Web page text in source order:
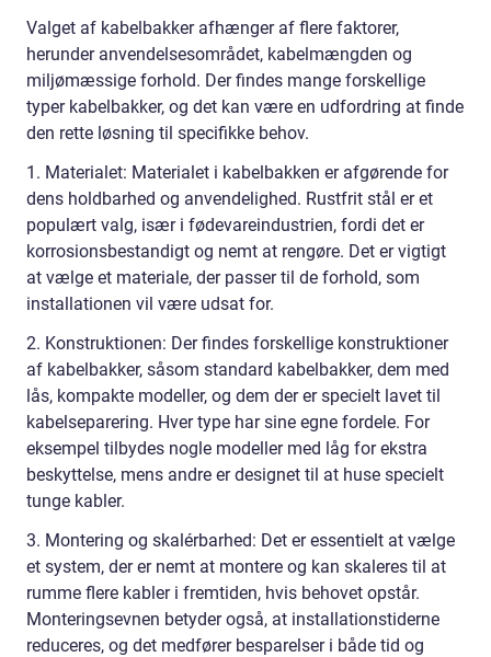
Valget af kabelbakker afhænger af flere faktorer,
herunder anvendelsesområdet, kabelmængden og
miljømæssige forhold. Der findes mange forskellige
typer kabelbakker, og det kan være en udfordring at finde
den rette løsning til specifikke behov.
1. Materialet: Materialet i kabelbakken er afgørende for
dens holdbarhed og anvendelighed. Rustfrit stål er et
populært valg, især i fødevareindustrien, fordi det er
korrosionsbestandigt og nemt at rengøre. Det er vigtigt
at vælge et materiale, der passer til de forhold, som
installationen vil være udsat for.
2. Konstruktionen: Der findes forskellige konstruktioner
af kabelbakker, såsom standard kabelbakker, dem med
lås, kompakte modeller, og dem der er specielt lavet til
kabelseparering. Hver type har sine egne fordele. For
eksempel tilbydes nogle modeller med låg for ekstra
beskyttelse, mens andre er designet til at huse specielt
tunge kabler.
3. Montering og skalérbarhed: Det er essentielt at vælge
et system, der er nemt at montere og kan skaleres til at
rumme flere kabler i fremtiden, hvis behovet opstår.
Monteringsevnen betyder også, at installationstiderne
reduceres, og det medfører besparelser i både tid og